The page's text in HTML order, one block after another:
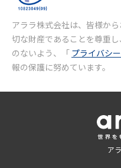
アララ株式会社は、皆様か
切な財産であることを尊重
のないよう、「 プライバシ
報の保護に努めています。
ア